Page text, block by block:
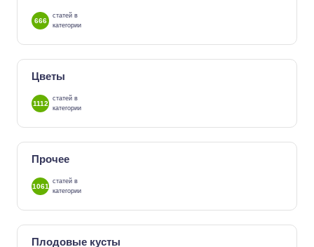
666
статей в
категории
Цветы
1112
статей в
категории
Прочее
1061
статей в
категории
Плодовые кусты